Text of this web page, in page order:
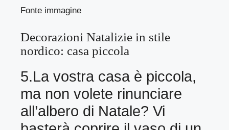
Fonte immagine
Decorazioni Natalizie in stile
nordico: casa piccola
5.La vostra casa è piccola,
ma non volete rinunciare
all’albero di Natale? Vi